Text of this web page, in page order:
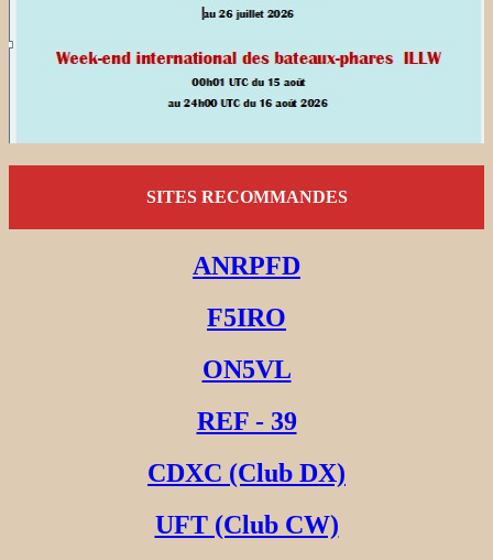
SITES RECOMMANDES
ANRPFD
F5IRO
ON5VL
REF - 39
CDXC (Club DX)
UFT (Club CW)